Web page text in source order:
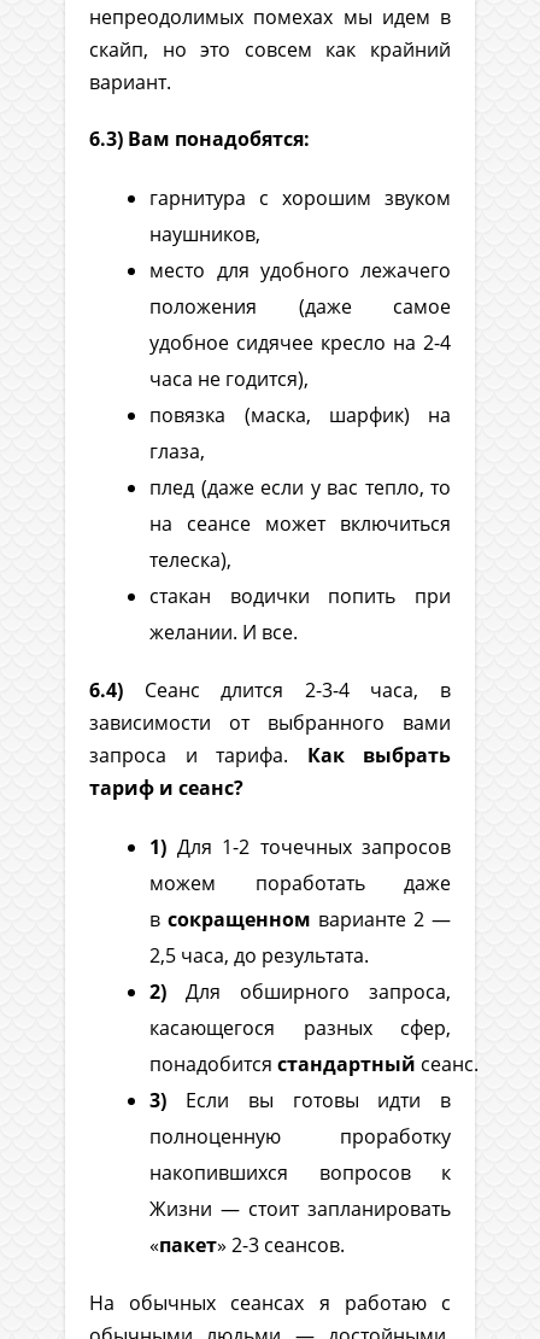
непреодолимых помехах мы идем в
скайп, но это совсем как крайний
вариант.
6.3) Вам понадобятся:
гарнитура с хорошим звуком
наушников,
место для удобного лежачего
положения (даже самое
удобное сидячее кресло на 2-4
часа не годится),
повязка (маска, шарфик) на
глаза,
плед (даже если у вас тепло, то
на сеансе может включиться
телеска),
стакан водички попить при
желании. И все.
6.4) Сеанс длится 2-3-4 часа, в
зависимости от выбранного вами
запроса и тарифа. Как выбрать
тариф и сеанс?
1) Для 1-2 точечных запросов
можем поработать даже
всокращенном варианте 2 —
2,5 часа, до результата.
2) Для обширного запроса,
касающегося разных сфер,
понадобитсястандартный сеанс.
3) Если вы готовы идти в
полноценную проработку
накопившихся вопросов к
Жизни — стоит запланировать
«пакет» 2-3 сеансов.
На обычных сеансах я работаю с